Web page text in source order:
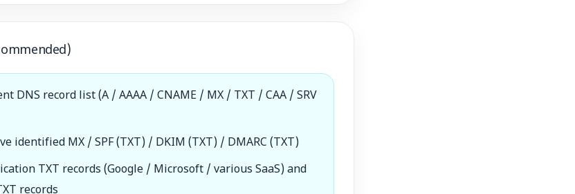
DNS record list (A / AAAA / CNAME / MX / TXT / CAA / SRV
identified MX / SPF (TXT) / DKIM (TXT) / DMARC (TXT)
TXT records (Google / Microsoft / various SaaS) and